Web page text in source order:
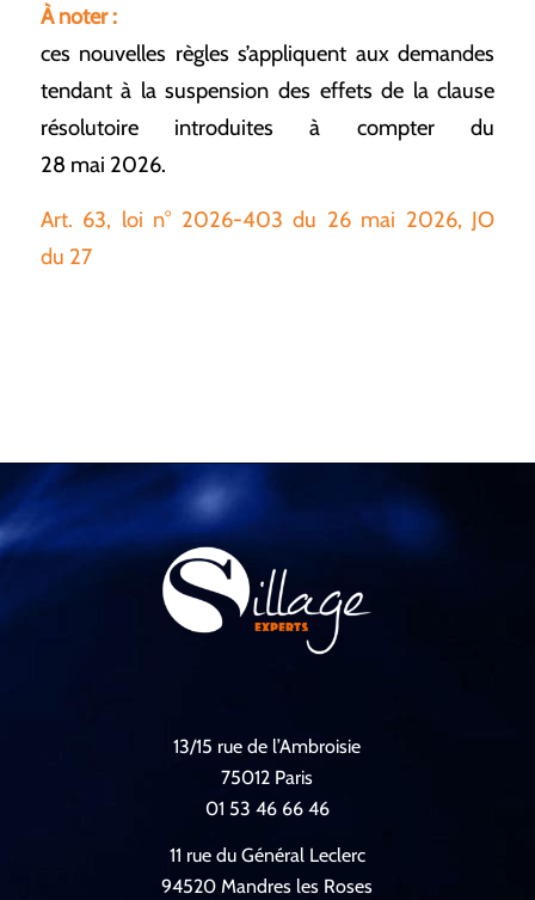
À noter :
ces nouvelles règles s’appliquent aux demandes
tendant à la suspension des effets de la clause
résolutoire introduites à compter du
28 mai 2026.
Art. 63, loi n° 2026-403 du 26 mai 2026, JO
du 27
13/15 rue de l’Ambroisie
75012 Paris
01 53 46 66 46
11 rue du Général Leclerc
94520 Mandres les Roses